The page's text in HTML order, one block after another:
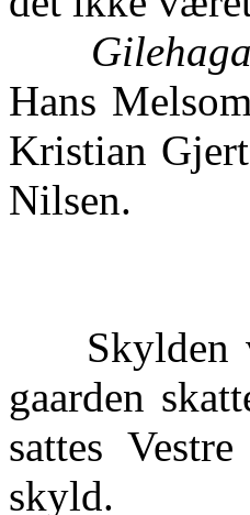
Hans
Kristian
Nilsen.
Skylden
gaarden
sattes
skyld.